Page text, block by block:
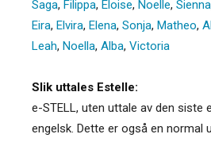
Saga, Filippa, Eloise, Noelle, Sienna
Eira, Elvira, Elena, Sonja, Matheo,
Leah, Noella, Alba, Victoria
Slik uttales Estelle:
e-STELL, uten uttale av den siste
engelsk. Dette er også en normal